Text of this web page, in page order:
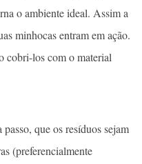
o ambiente ideal. Assim a
minhocas entram em ação.
cobri-los com o material
que os resíduos sejam
(preferencialmente